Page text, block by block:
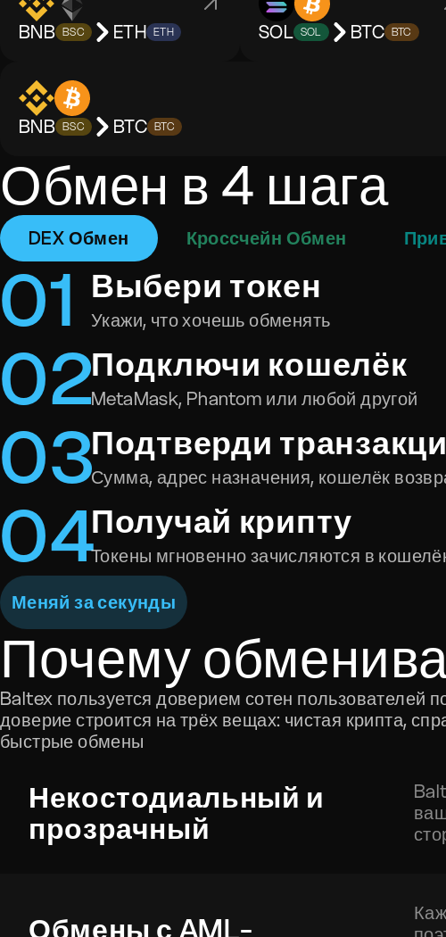
BNB BSC ETH ETH SOL SOL BTC BTC
BNB BSC BTC BTC
Обмен в 4 шага
DEX Обмен Кроссчейн Обмен
01 Выбери токен
Укажи, что хочешь обменять
02Подключи кошелёк
MetaMask, Phantom или любой другой
03Подтверди
Сумма, адрес назначения, кошелёк
04Получай крипту
Токены мгновенно зачисляются в
Меняй за секунды
Почему
Baltex пользуется доверием сотен пользователей
доверие строится на трёх вещах: чистая крипта,
быстрые обмены
Некостодиальный и
прозрачный
Обмены с AML-